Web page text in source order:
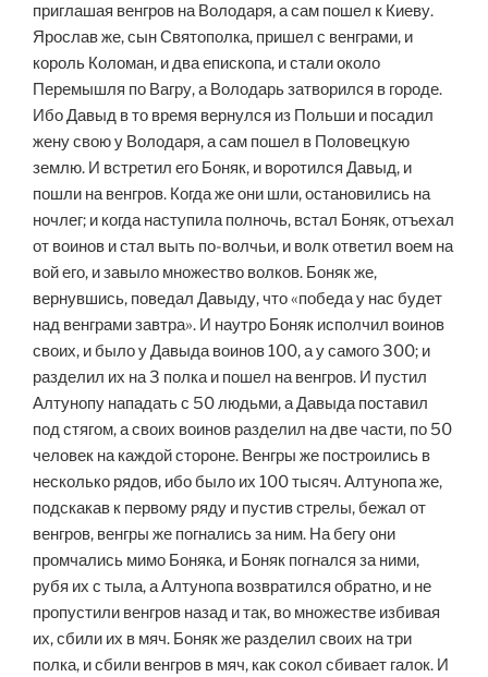
приглашая венгров на Володаря, а сам пошел к Киеву.
Ярослав же, сын Святополка, пришел с венграми, и
король Коломан, и два епископа, и стали около
Перемышля по Вагру, а Володарь затворился в городе.
Ибо Давыд в то время вернулся из Польши и посадил
жену свою у Володаря, а сам пошел в Половецкую
землю. И встретил его Боняк, и воротился Давыд, и
пошли на венгров. Когда же они шли, остановились на
ночлег; и когда наступила полночь, встал Боняк, отъехал
от воинов и стал выть по-волчьи, и волк ответил воем на
вой его, и завыло множество волков. Боняк же,
вернувшись, поведал Давыду, что «победа у нас будет
над венграми завтра». И наутро Боняк исполчил воинов
своих, и было у Давыда воинов 100, а у самого 300; и
разделил их на 3 полка и пошел на венгров. И пустил
Алтунопу нападать с 50 людьми, а Давыда поставил
под стягом, а своих воинов разделил на две части, по 50
человек на каждой стороне. Венгры же построились в
несколько рядов, ибо было их 100 тысяч. Алтунопа же,
подскакав к первому ряду и пустив стрелы, бежал от
венгров, венгры же погнались за ним. На бегу они
промчались мимо Боняка, и Боняк погнался за ними,
рубя их с тыла, а Алтунопа возвратился обратно, и не
пропустили венгров назад и так, во множестве избивая
их, сбили их в мяч. Боняк же разделил своих на три
полка, и сбили венгров в мяч, как сокол сбивает галок. И